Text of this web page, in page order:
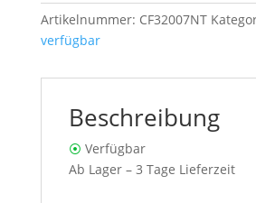
Artikelnummer: CF32007NT
verfügbar
Beschreibung
⦿ Verfügbar
Ab Lager – 3 Tage Lieferzeit